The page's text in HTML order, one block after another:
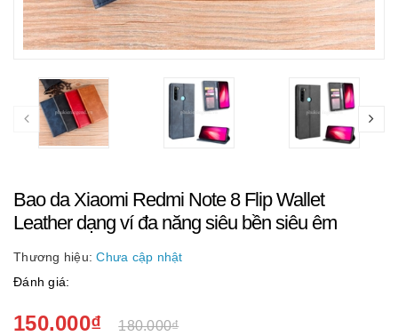
Bao da Xiaomi Redmi Note 8 Flip Wallet
Leather dạng ví đa năng siêu bền siêu êm
Thương hiệu: Chưa cập nhật
Đánh giá:
150.000₫ 180.000₫